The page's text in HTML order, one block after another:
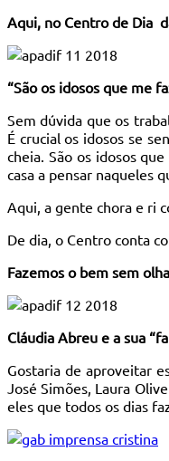
Aqui, no Centro de Dia
“São os idosos que me
Sem dúvida que os
É crucial os idosos se
cheia. São os idosos
casa a pensar naqueles
Aqui, a gente chora e ri
De dia, o Centro conta
Fazemos o bem sem
Cláudia Abreu e a sua
Gostaria de aproveitar
José Simões, Laura
eles que todos os dias